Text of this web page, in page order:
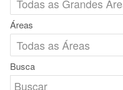
Áreas
Busca